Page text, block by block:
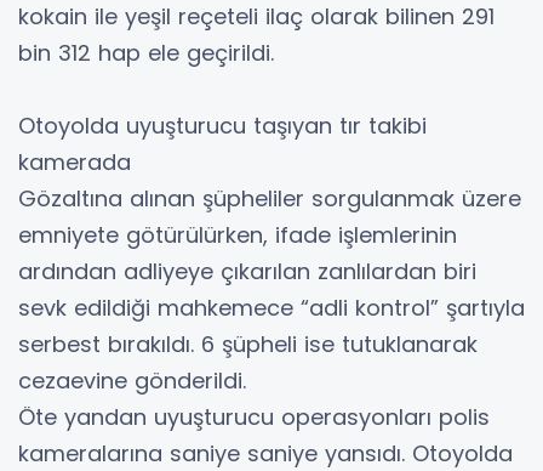
kokain ile yeşil reçeteli ilaç olarak bilinen 291
bin 312 hap ele geçirildi.
Otoyolda uyuşturucu taşıyan tır takibi
kamerada
Gözaltına alınan şüpheliler sorgulanmak üzere
emniyete götürülürken, ifade işlemlerinin
ardından adliyeye çıkarılan zanlılardan biri
sevk edildiği mahkemece “adli kontrol” şartıyla
serbest bırakıldı. 6 şüpheli ise tutuklanarak
cezaevine gönderildi.
Öte yandan uyuşturucu operasyonları polis
kameralarına saniye saniye yansıdı. Otoyolda